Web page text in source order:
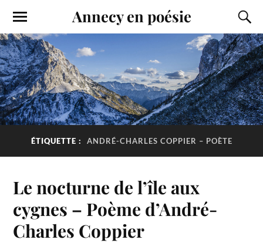
Annecy en poésie
ÉTIQUETTE : ANDRÉ-CHARLES COPPIER – POÈTE
Le nocturne de l’île aux
cygnes – Poème d’André-
Charles Coppier